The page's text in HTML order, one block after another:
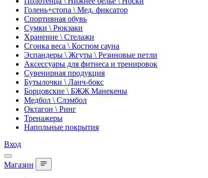
Голень+стопа \ Мед. фиксатор
Спортивная обувь
Сумки \ Рюкзаки
Хранение \ Стелажи
Сгонка веса \ Костюм сауна
Эспандеры \ Жгуты \ Резиновые петли
Аксессуары для фитнеса и тренировок
Сувенирная продукция
Бутылочки \ Ланч-бокс
Борцовские \ БЖЖ Манекены
Медбол \ Слэмбол
Октагон \ Ринг
Тренажеры
Напольные покрытия
Вход
Магазин